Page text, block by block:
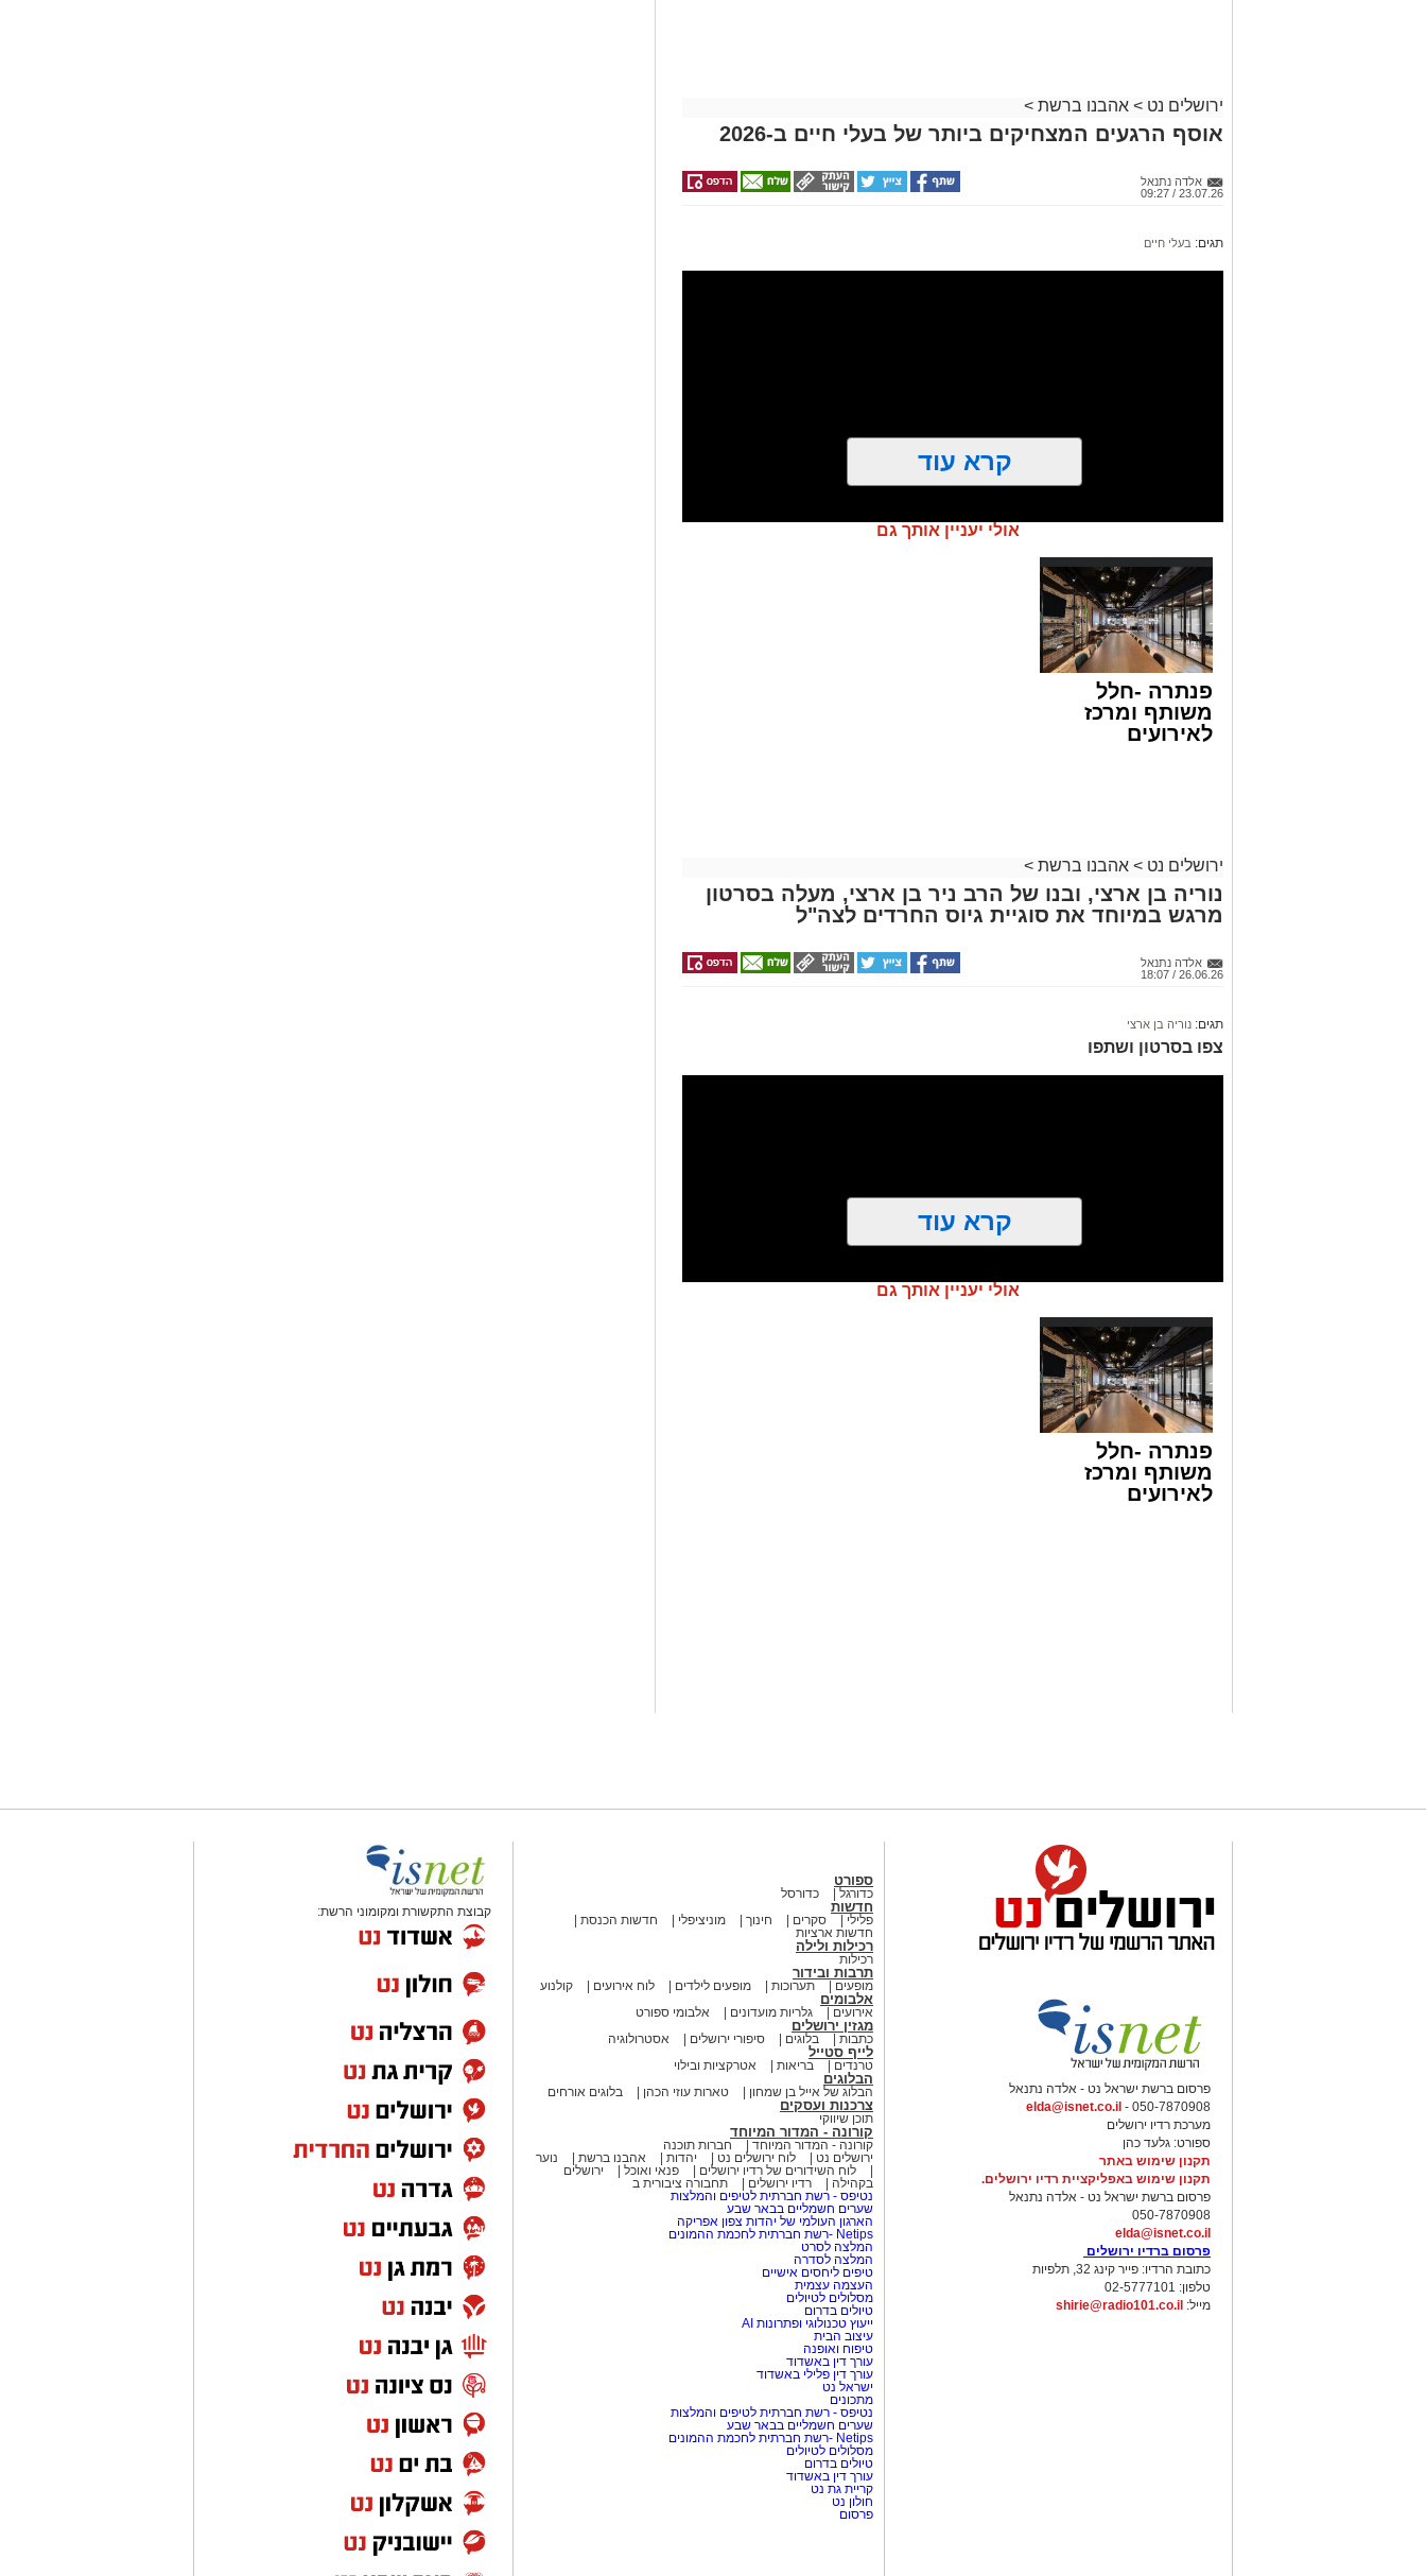
ירושלים נט > אהבנו ברשת >
אוסף הרגעים המצחיקים ביותר של בעלי חיים ב-2026
אלדה נתנאל
23.07.26 / 09:27
תגים: בעלי חיים
קרא עוד
אולי יעניין אותך גם
פנתרה -חלל
משותף ומרכז
לאירועים
ירושלים נט > אהבנו ברשת >
נוריה בן ארצי, ובנו של הרב ניר בן ארצי, מעלה בסרטון
מרגש במיוחד את סוגיית גיוס החרדים לצה"ל
אלדה נתנאל
26.06.26 / 18:07
תגים: נוריה בן ארצי
צפו בסרטון ושתפו
קרא עוד
אולי יעניין אותך גם
פנתרה -חלל
משותף ומרכז
לאירועים
פרסום ברשת ישראל נט - אלדה נתנאל
050-7870908 -
elda@isnet.co.il
מערכת רדיו ירושלים
ספורט: גלעד כהן
תקנון שימוש באתר
תקנון שימוש באפליקציית רדיו ירושלים.
פרסום ברשת ישראל נט - אלדה נתנאל
050-7870908
elda@isnet.co.il
פרסום ברדיו ירושלים
כתובת הרדיו: פייר קינג 32, תלפיות
טלפון: 02-5777101
מייל: shirie@radio101.co.il
ספורט
כדורגל כדורסל
חדשות
פלילי סקרים חינוך מוניציפלי
חדשות הכנסת
חדשות ארציות
רכילות ולילה
רכילות
תרבות ובידור
מופעים תערוכות מופעים לילדים לוח אירועים קולנוע
אלבומים
אירועים גלריות מועדונים אלבומי ספורט
מגזין ירושלים
כתבות בלוגים סיפורי ירושלים אסטרולוגיה
לייף סטייל
טרנדים בריאות אטרקציות ובילוי
הבלוגים
הבלוג של אייל בן שמחון טארות עוזי הכהן בלוגים אורחים
צרכנות ועסקים
תוכן שיווקי
קורונה - המדור המיוחד
קורונה - המדור המיוחד
חברות תוכנה
ירושלים נט
לוח ירושלים נט יהדות אהבנו ברשת
נוער
לוח השידורים של רדיו ירושלים
פנאי ואוכל
ירושלים
בקהילה
רדיו ירושלים
תחבורה ציבורית ב
נטיפס - רשת חברתית לטיפים והמלצות
שערים חשמליים בבאר שבע
הארגון העולמי של יהדות צפון אפריקה
Netips -רשת חברתית לחכמת ההמונים
המלצה לסרט
המלצה לסדרה
טיפים ליחסים אישיים
העצמה עצמית
מסלולים לטיולים
טיולים בדרום
ייעוץ טכנולוגי ופתרונות AI
עיצוב הבית
טיפוח ואופנה
עורך דין באשדוד
עורך דין פלילי באשדוד
ישראל נט
מתכונים
נטיפס - רשת חברתית לטיפים והמלצות
שערים חשמליים בבאר שבע
Netips -רשת חברתית לחכמת ההמונים
מסלולים לטיולים
טיולים בדרום
עורך דין באשדוד
קריית גת נט
חולון נט
פרסום
קבוצת התקשורת ומקומוני הרשת: